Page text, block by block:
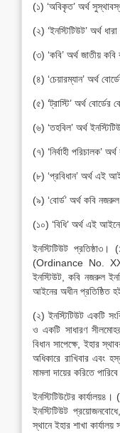
(১) ‘অবিকৃত’ অর্থ
(২) ‘ইনস্টিটিউট’ অর্থ
(৩) ‘কবি’ অর্থ জাতীয়
(৪) ‘চেয়ারম্যান’ অর্থ
(৫) ‘ট্রাস্টি’ অর্থ বোর্ডের
(৬) ‘তহবিল’ অর্থ
(৭) ‘নির্বাহী পরিচালক’
(৮) ‘প্রবিধান’ অর্থ এই
(৯) ‘বোর্ড’ অর্থ কবি নজরুল
(১০) ‘বিধি’ অর্থ এই
ইনস্টিটিউট
(Ordinance No.
ইনস্টিউট, কবি নজরুল
আইনের অধীন প্রতিষ্ঠিত
(২) ইনস্টিটিউট একটি
ও একটি সাধারণ
বিধান সাপেক্ষে, ইহার
অধিকারে রাখিবার এবং
মামলা দায়ের করিতে
ইনস্টিটিউটের কার্যালয়৪।
ইনস্টিটিউট
স্থানে ইহার শাখা